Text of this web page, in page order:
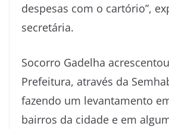
despesas com o cartório”,
secretária.
Socorro Gadelha
Prefeitura, através da
fazendo um levantamento
bairros da cidade e em